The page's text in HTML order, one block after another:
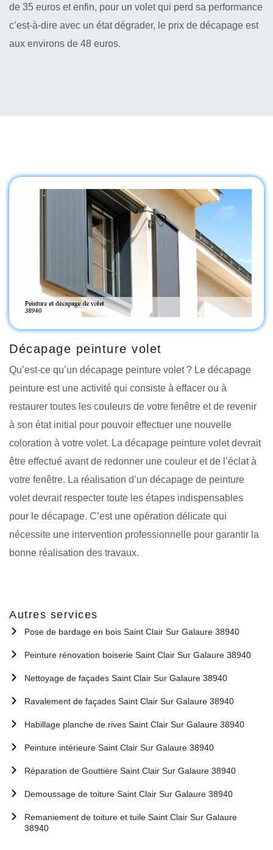
de 35 euros et enfin, pour un volet qui perd sa performance
c’est-à-dire avec un état dégrader, le prix de décapage est
aux environs de 48 euros.
Décapage peinture volet
Qu’est-ce qu’un décapage peinture volet ? Le décapage
peinture est une activité qui consiste à effacer ou à
restaurer toutes les couleurs de votre fenêtre et de revenir
à son état initial pour pouvoir effectuer une nouvelle
coloration à votre volet. La décapage peinture volet devrait
être effectué avant de redonner une couleur et de l’éclat à
votre fenêtre. La réalisation d’un décapage de peinture
volet devrait respecter toute les étapes indispensables
pour le décapage. C’est une opération délicate qui
nécessite une intervention professionnelle pour garantir la
bonne réalisation des travaux.
Autres services
Pose de bardage en bois Saint Clair Sur Galaure 38940
Peinture rénovation boiserie Saint Clair Sur Galaure 38940
Nettoyage de façades Saint Clair Sur Galaure 38940
Ravalement de façades Saint Clair Sur Galaure 38940
Habillage planche de rives Saint Clair Sur Galaure 38940
Peinture intérieure Saint Clair Sur Galaure 38940
Réparation de Gouttière Saint Clair Sur Galaure 38940
Demoussage de toiture Saint Clair Sur Galaure 38940
Remaniement de toiture et tuile Saint Clair Sur Galaure
38940